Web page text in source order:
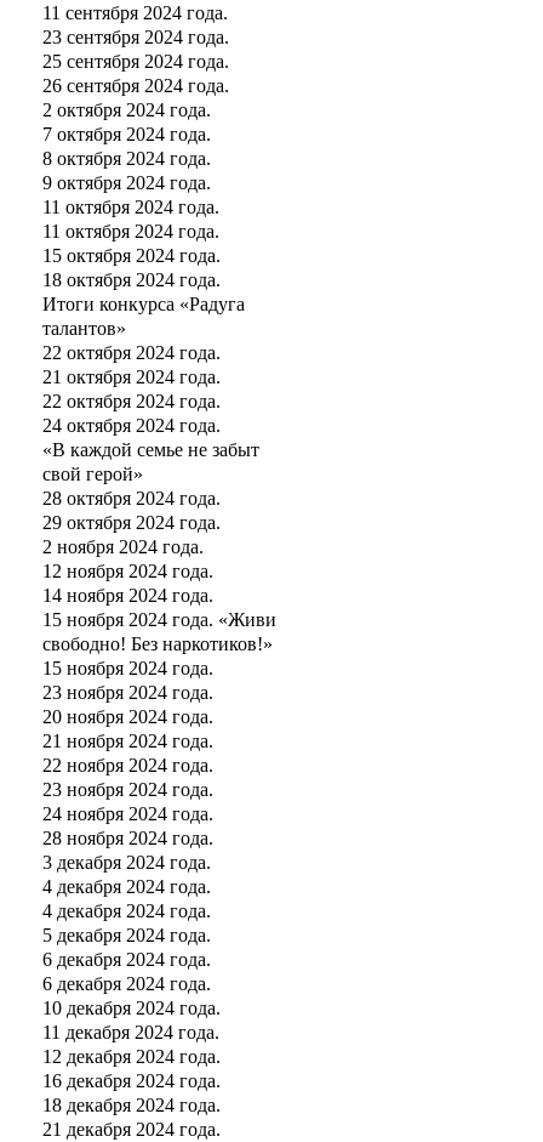
11 сентября 2024 года.
23 сентября 2024 года.
25 сентября 2024 года.
26 сентября 2024 года.
2 октября 2024 года.
7 октября 2024 года.
8 октября 2024 года.
9 октября 2024 года.
11 октября 2024 года.
11 октября 2024 года.
15 октября 2024 года.
18 октября 2024 года.
Итоги конкурса «Радуга
талантов»
22 октября 2024 года.
21 октября 2024 года.
22 октября 2024 года.
24 октября 2024 года.
«В каждой семье не забыт
свой герой»
28 октября 2024 года.
29 октября 2024 года.
2 ноября 2024 года.
12 ноября 2024 года.
14 ноября 2024 года.
15 ноября 2024 года. «Живи
свободно! Без наркотиков!»
15 ноября 2024 года.
23 ноября 2024 года.
20 ноября 2024 года.
21 ноября 2024 года.
22 ноября 2024 года.
23 ноября 2024 года.
24 ноября 2024 года.
28 ноября 2024 года.
3 декабря 2024 года.
4 декабря 2024 года.
4 декабря 2024 года.
5 декабря 2024 года.
6 декабря 2024 года.
6 декабря 2024 года.
10 декабря 2024 года.
11 декабря 2024 года.
12 декабря 2024 года.
16 декабря 2024 года.
18 декабря 2024 года.
21 декабря 2024 года.